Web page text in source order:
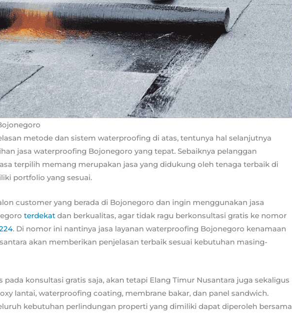
metode dan sistem waterproofing di atas, tentunya hal selanjutnya
jasa waterproofing Bojonegoro yang tepat. Sebaiknya pelanggan
terpilih memang merupakan jasa yang didukung oleh tenaga terbaik di
portfolio yang sesuai.
customer yang berada di Bojonegoro dan ingin menggunakan jasa
terdekat dan berkualitas, agar tidak ragu berkonsultasi gratis ke nomor
. Di nomor ini nantinya jasa layanan waterproofing Bojonegoro kenamaan
akan memberikan penjelasan terbaik sesuai kebutuhan masing-
pada konsultasi gratis saja, akan tetapi Elang Timur Nusantara juga sekaligus
lantai, waterproofing coating, membrane bakar, dan panel sandwich.
kebutuhan perlindungan properti yang dimiliki dapat diperoleh bersama